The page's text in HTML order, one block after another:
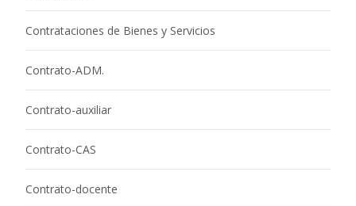
Contrataciones de Bienes y Servicios
Contrato-ADM.
Contrato-auxiliar
Contrato-CAS
Contrato-docente